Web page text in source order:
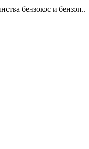
бензокос и бензоп..